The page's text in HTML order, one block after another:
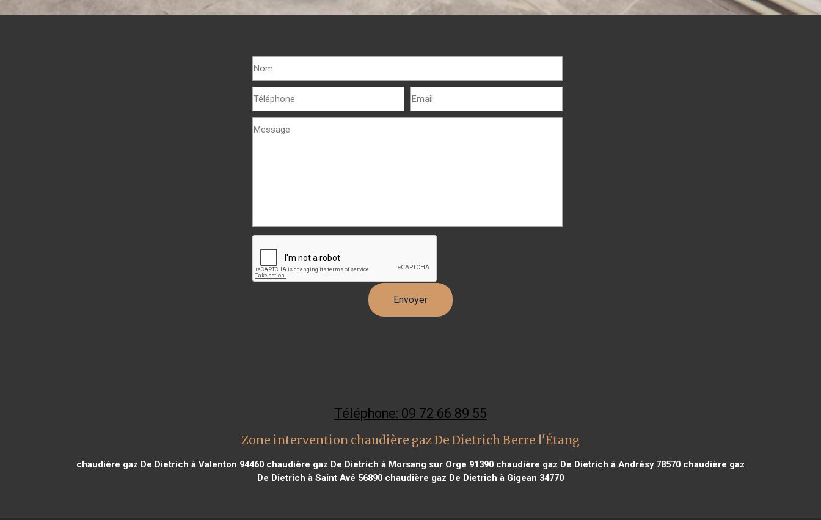
Téléphone: 09 72 66 89 55
Zone intervention chaudière gaz De Dietrich Berre l'Étang
chaudière gaz De Dietrich à Valenton 94460 chaudière gaz De Dietrich à Morsang sur Orge 91390 chaudière gaz De Dietrich à Andrésy 78570 chaudière gaz
De Dietrich à Saint Avé 56890 chaudière gaz De Dietrich à Gigean 34770